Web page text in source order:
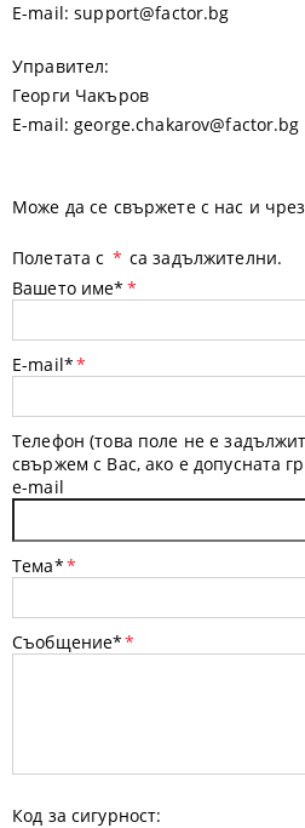
E-mail: support@factor.bg
Управител:
Георги Чакъров
E-mail: george.chakarov@factor.bg
Може да се свържете с нас и
Полетата с * са задължителни.
Вашето име* *
E-mail**
Телефон (това поле не е
свържем с Вас, ако е допусната
e-mail
Тема**
Съобщение**
Код за сигурност: